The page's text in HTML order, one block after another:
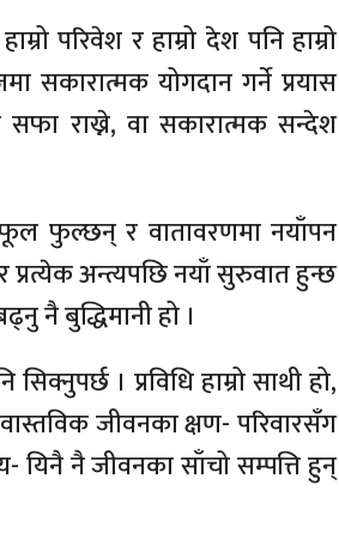
परिवेश र हाम्रो देश पनि हाम्रो
सकारात्मक योगदान गर्ने प्रयास
सफा राख्ने, वा सकारात्मक सन्देश
फुल्छन् र वातावरणमा नयाँपन
अन्त्यपछि नयाँ सुरुवात हुन्छ
नै बुद्धिमानी हो ।
। प्रविधि हाम्रो साथी हो,
जीवनका क्षण- परिवारसँग
यिनै नै जीवनका साँचो सम्पत्ति हुन्